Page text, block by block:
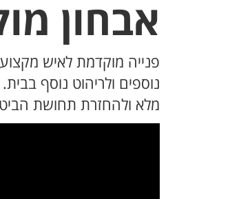
אבחון
פנייה מוקדמת לאיש
נוספים ולריהוט נוסף
מלא ולהחזרת תחושת